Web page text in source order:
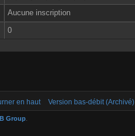
Aucune inscription
0
en haut Version bas-débit (Archivé)
Group.